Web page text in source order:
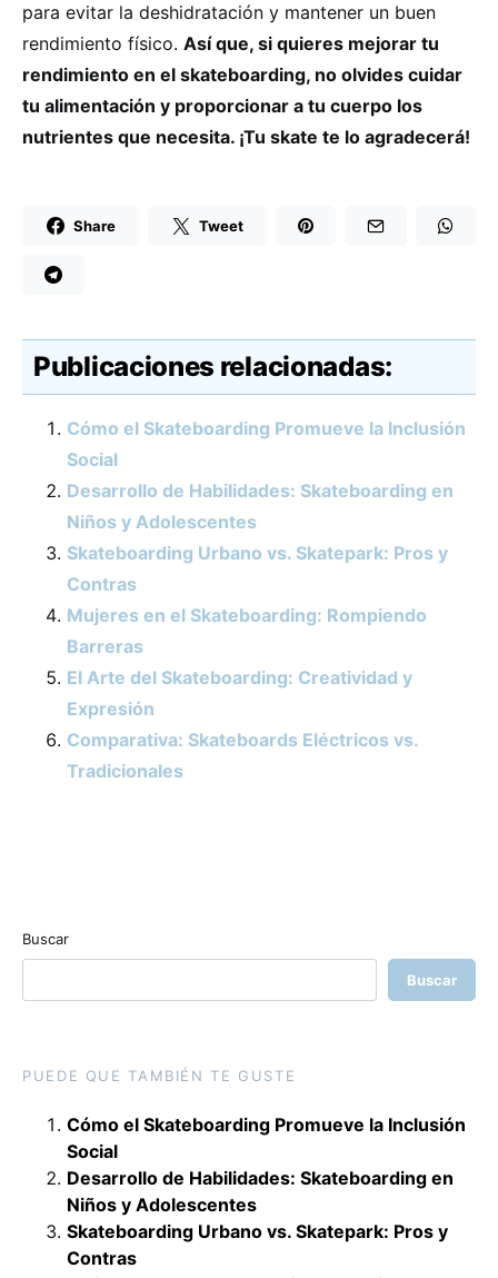
para evitar la deshidratación y mantener un buen
rendimiento físico. Así que, si quieres mejorar tu
rendimiento en el skateboarding, no olvides cuidar
tu alimentación y proporcionar a tu cuerpo los
nutrientes que necesita. ¡Tu skate te lo agradecerá!
Share Tweet
Publicaciones relacionadas:
Cómo el Skateboarding Promueve la Inclusión
Social
Desarrollo de Habilidades: Skateboarding en
Niños y Adolescentes
Skateboarding Urbano vs. Skatepark: Pros y
Contras
Mujeres en el Skateboarding: Rompiendo
Barreras
El Arte del Skateboarding: Creatividad y
Expresión
Comparativa: Skateboards Eléctricos vs.
Tradicionales
Buscar
Buscar
PUEDE QUE TAMBIÉN TE GUSTE
Cómo el Skateboarding Promueve la Inclusión
Social
Desarrollo de Habilidades: Skateboarding en
Niños y Adolescentes
Skateboarding Urbano vs. Skatepark: Pros y
Contras